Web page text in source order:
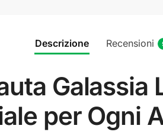
Descrizione Recensioni
Galassia
per Ogni